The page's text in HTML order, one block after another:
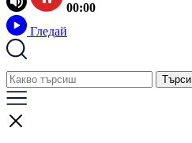
00:00
Гледай